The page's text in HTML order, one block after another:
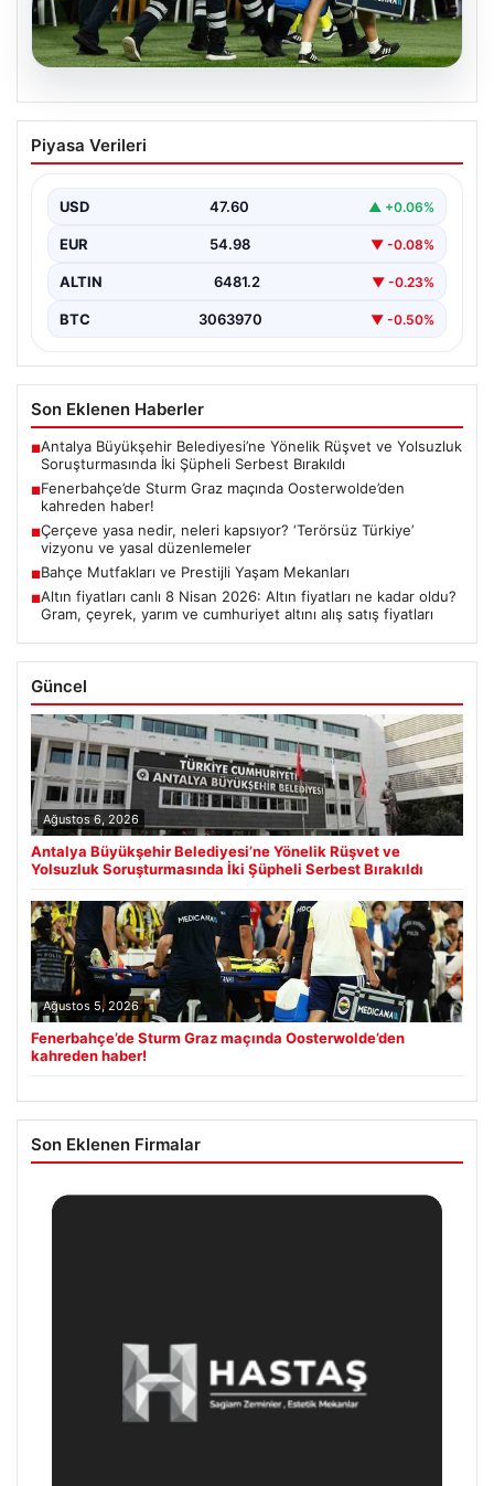
05.08.2026
Fenerbahçe’de Sturm Graz maçında
Oosterwolde’den kahreden haber!
Piyasa Verileri
USD 47.60 ▲ +0.06%
EUR 54.98 ▼ -0.08%
ALTIN 6481.2 ▼ -0.23%
BTC 3063970 ▼ -0.50%
Son Eklenen Haberler
■Antalya Büyükşehir Belediyesi’ne Yönelik Rüşvet ve Yolsuzluk
Soruşturmasında İki Şüpheli Serbest Bırakıldı
■Fenerbahçe’de Sturm Graz maçında Oosterwolde’den
kahreden haber!
■Çerçeve yasa nedir, neleri kapsıyor? ‘Terörsüz Türkiye’
vizyonu ve yasal düzenlemeler
■Bahçe Mutfakları ve Prestijli Yaşam Mekanları
■Altın fiyatları canlı 8 Nisan 2026: Altın fiyatları ne kadar oldu?
Gram, çeyrek, yarım ve cumhuriyet altını alış satış fiyatları
Güncel
Ağustos 6, 2026
Antalya Büyükşehir Belediyesi’ne Yönelik Rüşvet ve
Yolsuzluk Soruşturmasında İki Şüpheli Serbest Bırakıldı
Ağustos 5, 2026
Fenerbahçe’de Sturm Graz maçında Oosterwolde’den
kahreden haber!
Son Eklenen Firmalar